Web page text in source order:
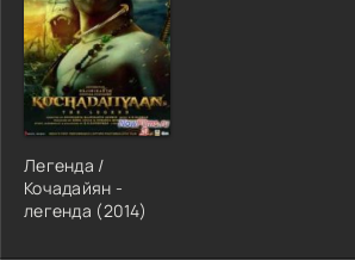
Легенда /
Кочадайян -
легенда (2014)